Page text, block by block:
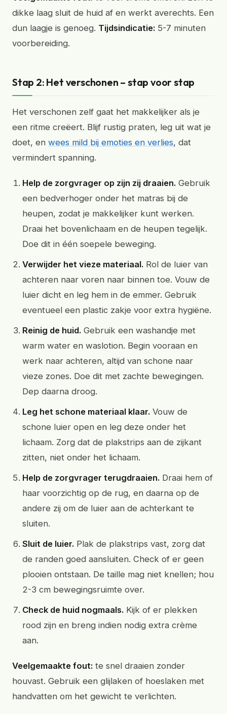
dikke laag sluit de huid af en werkt averechts. Een
dun laagje is genoeg. Tijdsindicatie: 5-7 minuten
voorbereiding.
Stap 2: Het verschonen – stap voor stap
Het verschonen zelf gaat het makkelijker als je
een ritme creëert. Blijf rustig praten, leg uit wat je
doet, en wees mild bij emoties en verlies, dat
vermindert spanning.
Help de zorgvrager op zijn zij draaien. Gebruik
een bedverhoger onder het matras bij de
heupen, zodat je makkelijker kunt werken.
Draai het bovenlichaam en de heupen tegelijk.
Doe dit in één soepele beweging.
Verwijder het vieze materiaal. Rol de luier van
achteren naar voren naar binnen toe. Vouw de
luier dicht en leg hem in de emmer. Gebruik
eventueel een plastic zakje voor extra hygiëne.
Reinig de huid. Gebruik een washandje met
warm water en waslotion. Begin vooraan en
werk naar achteren, altijd van schone naar
vieze zones. Doe dit met zachte bewegingen.
Dep daarna droog.
Leg het schone materiaal klaar. Vouw de
schone luier open en leg deze onder het
lichaam. Zorg dat de plakstrips aan de zijkant
zitten, niet onder het lichaam.
Help de zorgvrager terugdraaien. Draai hem of
haar voorzichtig op de rug, en daarna op de
andere zij om de luier aan de achterkant te
sluiten.
Sluit de luier. Plak de plakstrips vast, zorg dat
de randen goed aansluiten. Check of er geen
plooien ontstaan. De taille mag niet knellen; hou
2-3 cm bewegingsruimte over.
Check de huid nogmaals. Kijk of er plekken
rood zijn en breng indien nodig extra crème
aan.
Veelgemaakte fout: te snel draaien zonder
houvast. Gebruik een glijlaken of hoeslaken met
handvatten om het gewicht te verlichten.